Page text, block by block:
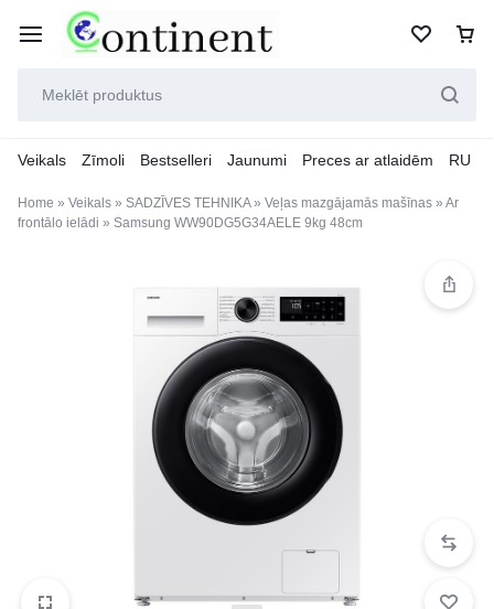
Veikals Zīmoli Bestselleri Jaunumi Preces ar atlaidēm RU
Home » Veikals » SADZĪVES TEHNIKA» Veļas mazgājamās mašīnas » Ar
frontālo ielādi » Samsung WW90DG5G34AELE 9kg 48cm